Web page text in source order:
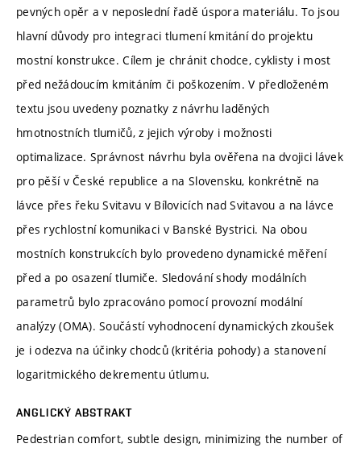
pevných opěr a v neposlední řadě úspora materiálu. To jsou
hlavní důvody pro integraci tlumení kmitání do projektu
mostní konstrukce. Cílem je chránit chodce, cyklisty i most
před nežádoucím kmitáním či poškozením. V předloženém
textu jsou uvedeny poznatky z návrhu laděných
hmotnostních tlumičů, z jejich výroby i možnosti
optimalizace. Správnost návrhu byla ověřena na dvojici lávek
pro pěší v České republice a na Slovensku, konkrétně na
lávce přes řeku Svitavu v Bílovicích nad Svitavou a na lávce
přes rychlostní komunikaci v Banské Bystrici. Na obou
mostních konstrukcích bylo provedeno dynamické měření
před a po osazení tlumiče. Sledování shody modálních
parametrů bylo zpracováno pomocí provozní modální
analýzy (OMA). Součástí vyhodnocení dynamických zkoušek
je i odezva na účinky chodců (kritéria pohody) a stanovení
logaritmického dekrementu útlumu.
ANGLICKÝ ABSTRAKT
Pedestrian comfort, subtle design, minimizing the number of